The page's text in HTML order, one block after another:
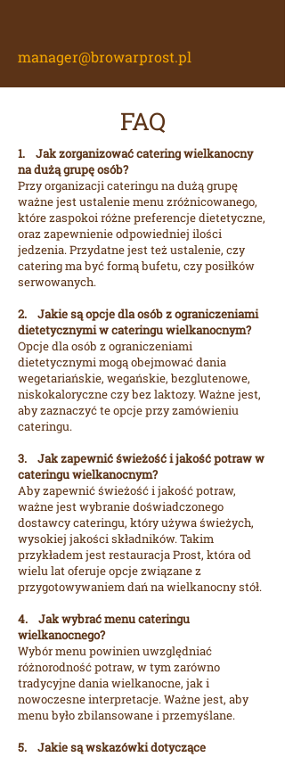
manager@browarprost.pl
FAQ
1. Jak zorganizować catering wielkanocny
na dużą grupę osób?
Przy organizacji cateringu na dużą grupę
ważne jest ustalenie menu zróżnicowanego,
które zaspokoi różne preferencje dietetyczne,
oraz zapewnienie odpowiedniej ilości
jedzenia. Przydatne jest też ustalenie, czy
catering ma być formą bufetu, czy posiłków
serwowanych.
2. Jakie są opcje dla osób z ograniczeniami
dietetycznymi w cateringu wielkanocnym?
Opcje dla osób z ograniczeniami
dietetycznymi mogą obejmować dania
wegetariańskie, wegańskie, bezglutenowe,
niskokaloryczne czy bez laktozy. Ważne jest,
aby zaznaczyć te opcje przy zamówieniu
cateringu.
3. Jak zapewnić świeżość i jakość potraw w
cateringu wielkanocnym?
Aby zapewnić świeżość i jakość potraw,
ważne jest wybranie doświadczonego
dostawcy cateringu, który używa świeżych,
wysokiej jakości składników. Takim
przykładem jest restauracja Prost, która od
wielu lat oferuje opcje związane z
przygotowywaniem dań na wielkanocny stół.
4. Jak wybrać menu cateringu
wielkanocnego?
Wybór menu powinien uwzględniać
różnorodność potraw, w tym zarówno
tradycyjne dania wielkanocne, jak i
nowoczesne interpretacje. Ważne jest, aby
menu było zbilansowane i przemyślane.
5. Jakie są wskazówki dotyczące